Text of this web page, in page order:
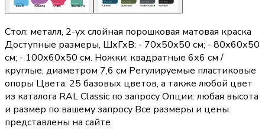
Стол: металл, 2-ух слойная порошковая матовая краска
Доступные размеры, ШхГхВ: - 70х50х50 см; - 80х60х50
см; - 100х60х50 см. Ножки: квадратные 6х6 см /
круглые, диаметром 7,6 см Регулируемые пластиковые
опоры Цвета: 25 базовых цветов, а также любой цвет
из каталога RAL Classic по запросу Опции: любая высота
и размер по вашему запросу Все размеры и цены
представлены на сайте